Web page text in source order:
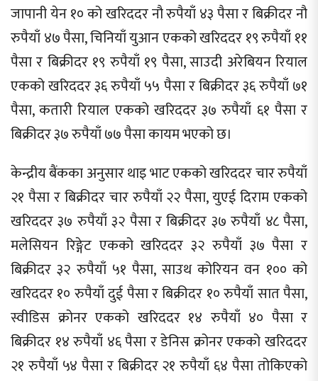
जापानी येन १० को खरिददर नौ रुपैयाँ ४३ पैसा र बिक्रीदर नौ
रुपैयाँ ४७ पैसा, चिनियाँ युआन एकको खरिददर १९ रुपैयाँ ११
पैसा र बिक्रीदर १९ रुपैयाँ १९ पैसा, साउदी अरेबियन रियाल
एकको खरिददर ३६ रुपैयाँ ५५ पैसा र बिक्रीदर ३६ रुपैयाँ ७१
पैसा, कतारी रियाल एकको खरिददर ३७ रुपैयाँ ६१ पैसा र
बिक्रीदर ३७ रुपैयाँ ७७ पैसा कायम भएको छ।
केन्द्रीय बैंकका अनुसार थाइ भाट एकको खरिददर चार रुपैयाँ
२१ पैसा र बिक्रीदर चार रुपैयाँ २२ पैसा, युएई दिराम एकको
खरिददर ३७ रुपैयाँ ३२ पैसा र बिक्रीदर ३७ रुपैयाँ ४८ पैसा,
मलेसियन रिङ्गेट एकको खरिददर ३२ रुपैयाँ ३७ पैसा र
बिक्रीदर ३२ रुपैयाँ ५१ पैसा, साउथ कोरियन वन १०० को
खरिददर १० रुपैयाँ दुई पैसा र बिक्रीदर १० रुपैयाँ सात पैसा,
स्वीडिस क्रोनर एकको खरिददर १४ रुपैयाँ ४० पैसा र
बिक्रीदर १४ रुपैयाँ ४६ पैसा र डेनिस क्रोनर एकको खरिददर
२१ रुपैयाँ ५४ पैसा र बिक्रीदर २१ रुपैयाँ ६४ पैसा तोकिएको